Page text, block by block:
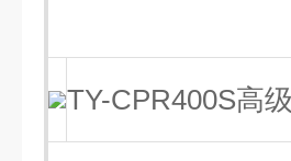
TY-CPR400S高